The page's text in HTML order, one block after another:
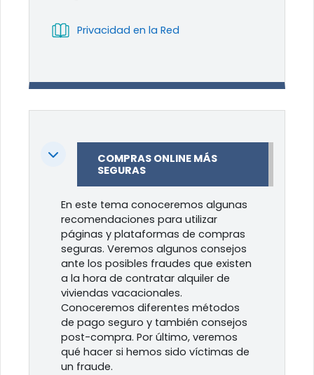
Privacidad en la Red
Colapsar
COMPRAS ONLINE MÁS
SEGURAS
En este tema conoceremos algunas
recomendaciones para utilizar
páginas y plataformas de compras
seguras. Veremos algunos consejos
ante los posibles fraudes que existen
a la hora de contratar alquiler de
viviendas vacacionales.
Conoceremos diferentes métodos
de pago seguro y también consejos
post-compra. Por último, veremos
qué hacer si hemos sido víctimas de
un fraude.